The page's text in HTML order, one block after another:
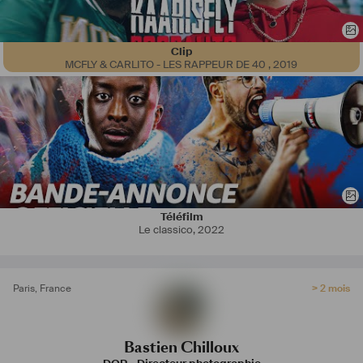
Clip
MCFLY & CARLITO - LES RAPPEUR DE 40 ,2019
Téléfilm
Le classico,2022
Paris, France > 2 mois
Bastien Chilloux